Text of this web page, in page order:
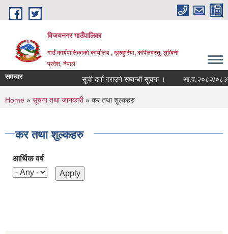
Skip to main content
विजयनगर गाउँपालिका
गाउँ कार्यपालिकाको कार्यालय , खुरुहुरिया, कपिलवस्तु, लुम्बिनी
प्रदेश, नेपाल
समचार सूची दर्ता गराउने सम्बन्धी सूचना । आ.व.२०८२/०८३मा
You are here
Home » सूचना तथा जानकारी» कर तथा शुल्कहरु
कर तथा शुल्कहरु
आर्थिक वर्ष